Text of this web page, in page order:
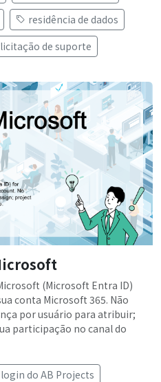
residência de dados
de suporte
(Microsoft Entra ID)
conta Microsoft 365. Não
por usuário para atribuir;
participação no canal do
login do AB Projects